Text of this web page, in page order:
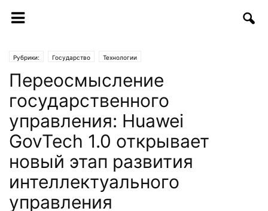
Рубрики: Государство Технологии
Переосмысление
государственного
управления: Huawei
GovTech 1.0 открывает
новый этап развития
интеллектуального
управления